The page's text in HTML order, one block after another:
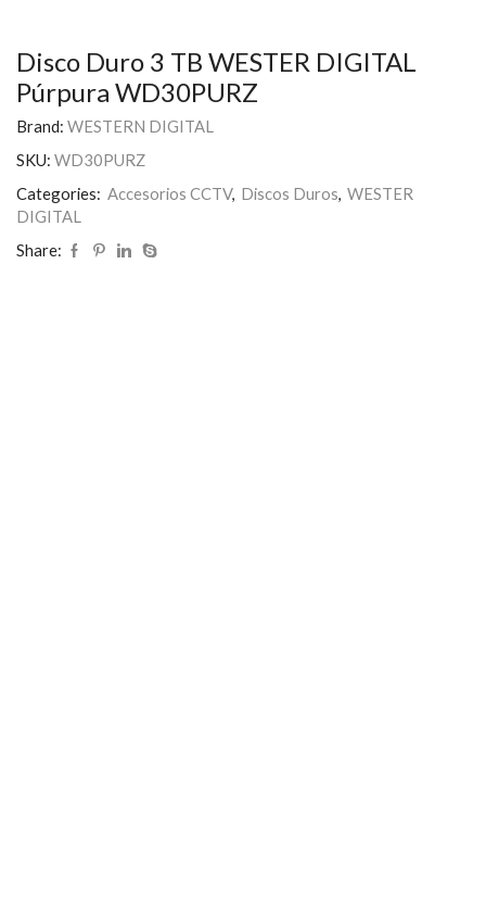
Disco Duro 3 TB WESTER DIGITAL
Púrpura WD30PURZ
Brand: WESTERN DIGITAL
SKU: WD30PURZ
Categories: Accesorios CCTV, Discos Duros, WESTER
DIGITAL
Share: